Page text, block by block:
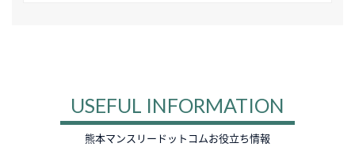
USEFUL INFORMATION
熊本マンスリードットコムお役立ち情報